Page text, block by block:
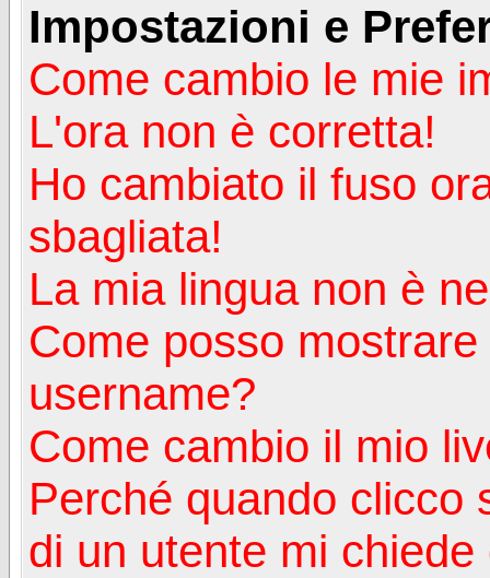
Impostazioni e
Come cambio le mie
L'ora non è corretta!
Ho cambiato il fuso
sbagliata!
La mia lingua non è
Come posso
username?
Come cambio il mio
Perché quando clicco
di un utente mi